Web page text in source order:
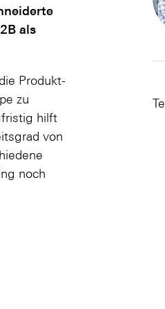
als
Produkt-
zu
hilft
von
noch